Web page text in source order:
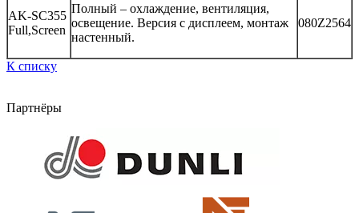
AK-SC355
Full,Screen
Полный – охлаждение, вентиляция,
освещение. Версия с дисплеем, монтаж
настенный.
080Z2564
К списку
Партнёры